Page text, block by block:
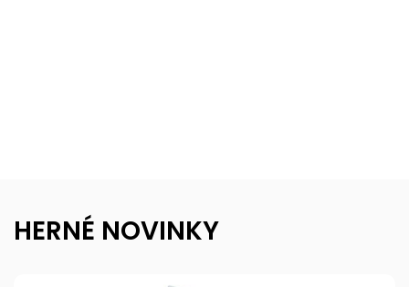
HERNÉ NOVINKY